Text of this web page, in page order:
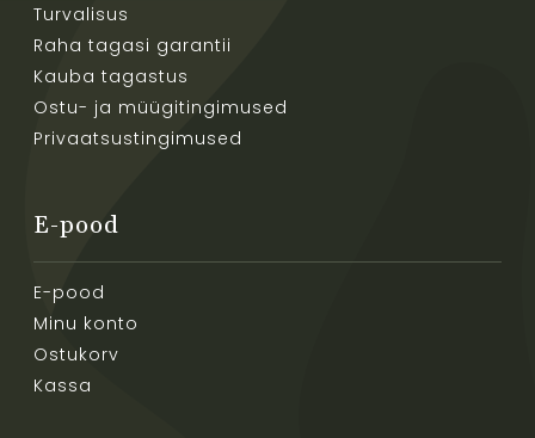
Turvalisus
Raha tagasi garantii
Kauba tagastus
Ostu- ja müügitingimused
Privaatsustingimused
E-pood
E-pood
Minu konto
Ostukorv
Kassa